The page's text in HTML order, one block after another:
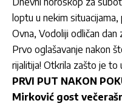
loptu u nekim
Ovna, Vodoliji odličan
Prvo oglašavanje nakon
rijalitija! Otkrila zašto je to
PRVI PUT NAKON
Mirković gost